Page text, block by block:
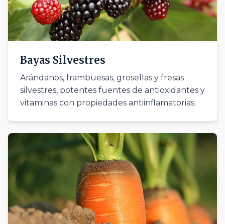
Bayas Silvestres
Arándanos, frambuesas, grosellas y fresas
silvestres, potentes fuentes de antioxidantes y
vitaminas con propiedades antiinflamatorias.